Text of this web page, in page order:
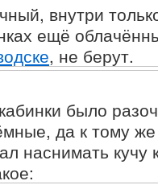
внутри
ещё
, не берут.
было
да к тому
наснимать кучу